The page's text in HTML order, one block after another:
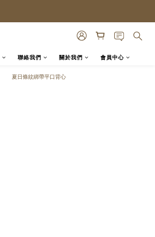
聯絡我們 關於我們 會員中心
prev next